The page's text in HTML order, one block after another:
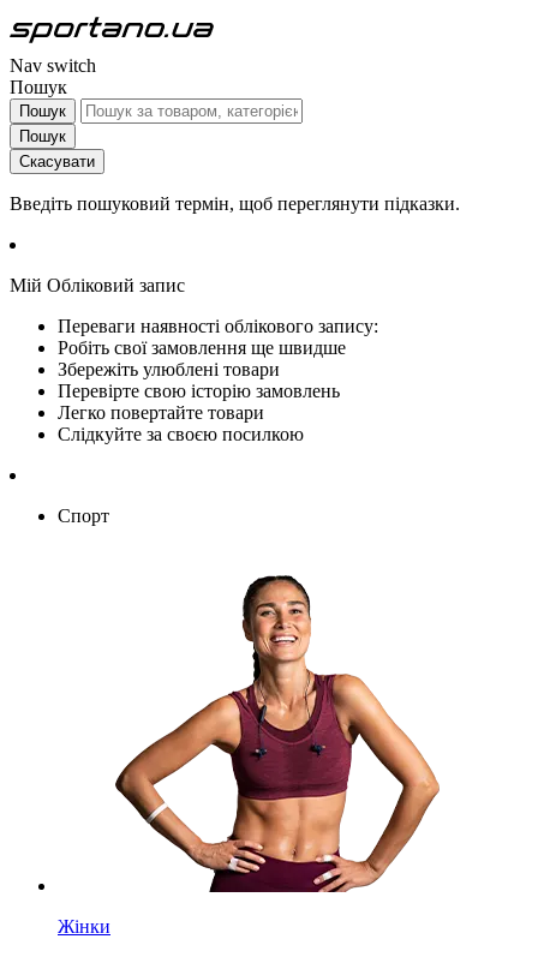
Nav switch
Пошук
Пошук
Пошук
Скасувати
Введіть пошуковий термін, щоб переглянути підказки.
Мій Обліковий запис
Переваги наявності облікового запису:
Робіть свої замовлення ще швидше
Збережіть улюблені товари
Перевірте свою історію замовлень
Легко повертайте товари
Слідкуйте за своєю посилкою
Спорт
Жінки